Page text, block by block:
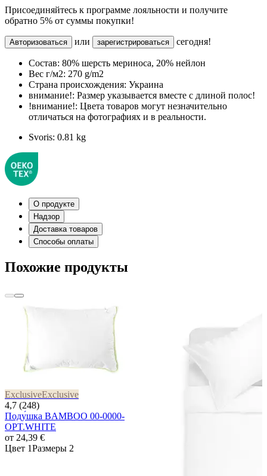
Присоединяйтесь к программе лояльности и получите
обратно 5% от суммы покупки!
Авторизоваться или зарегистрироваться сегодня!
Состав: 80% шерсть мериноса, 20% нейлон
Вес г/м2: 270 g/m2
Страна происхождения: Украина
внимание!: Размер указывается вместе с длиной полос!
!внимание!: Цвета товаров могут незначительно
отличаться на фотографиях и в реальности.
Svoris: 0.81 kg
О продукте
Надзор
Доставка товаров
Способы оплаты
Похожие продукты
ExclusiveExclusive
4,7 (248)
Поду́шка BAMBOO 00-0000-
OPT.WHITE
от 24,39 €
Цвет 1Размеры 2